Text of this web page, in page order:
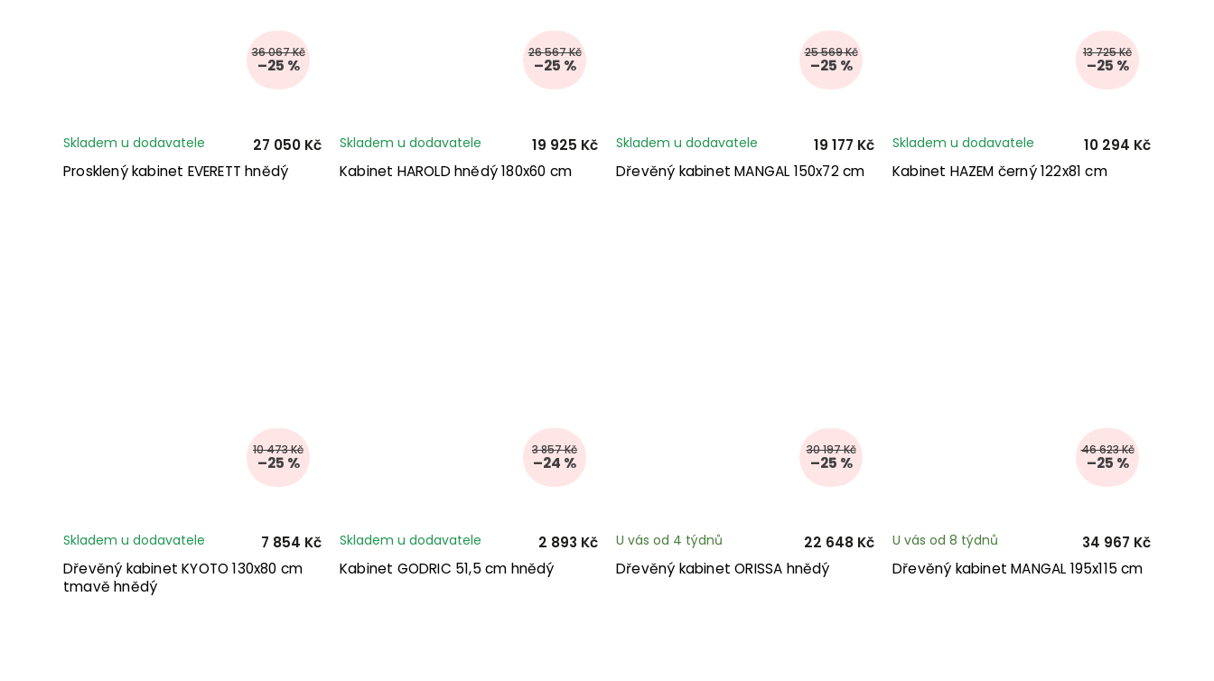
36 067 Kč
–25 %
Prosklený kabinet EVERETT hnědý
Skladem u dodavatele 27 050 Kč
26 567 Kč
–25 %
Kabinet HAROLD hnědý 180x60 cm
Skladem u dodavatele 19 925 Kč
25 569 Kč
–25 %
Dřevěný kabinet MANGAL 150x72 cm
Skladem u dodavatele 19 177 Kč
13 725 Kč
–25 %
Kabinet HAZEM černý 122x81 cm
Skladem u dodavatele 10 294 Kč
10 473 Kč
–25 %
Dřevěný kabinet KYOTO 130x80 cm
tmavě hnědý
Skladem u dodavatele 7 854 Kč
3 857 Kč
–24 %
Kabinet GODRIC 51,5 cm hnědý
Skladem u dodavatele 2 893 Kč
30 197 Kč
–25 %
Dřevěný kabinet ORISSA hnědý
U vás od 4 týdnů 22 648 Kč
46 623 Kč
–25 %
Dřevěný kabinet MANGAL 195x115 cm
U vás od 8 týdnů 34 967 Kč